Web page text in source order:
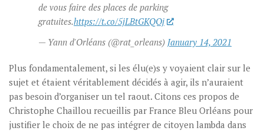
de vous faire des places de parking
gratuites.https://t.co/5jLBtGKQOj
— Yann d'Orléans (@rat_orleans) January 14, 2021
Plus fondamentalement, si les élu(e)s y voyaient clair sur le
sujet et étaient véritablement décidés à agir, ils n’auraient
pas besoin d’organiser un tel raout. Citons ces propos de
Christophe Chaillou recueillis par France Bleu Orléans pour
justifier le choix de ne pas intégrer de citoyen lambda dans